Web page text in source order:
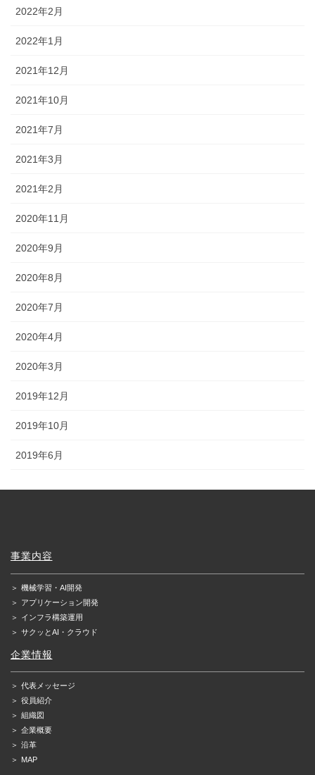
2022年2月
2022年1月
2021年12月
2021年10月
2021年7月
2021年3月
2021年2月
2020年11月
2020年9月
2020年8月
2020年7月
2020年4月
2020年3月
2019年12月
2019年10月
2019年6月
事業内容
＞ 機械学習・AI開発
＞
アプリケーション開発
＞
インフラ構築運用
＞ サクッとAI・クラウド
企業情報
＞ 代表メッセージ
＞ 役員紹介
＞ 組織図
＞ 企業概要
＞ 沿革
＞
MAP